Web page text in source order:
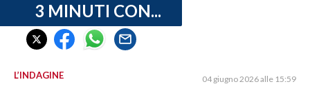
CRONACA SARDEGNA
CAGLIARI
SULCIS IGLESIENTE
3 MINUTI CON...
L’INDAGINE 04 giugno 2026 alle 15:59